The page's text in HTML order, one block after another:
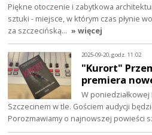
Piękne otoczenie i zabytkowa
sztuki - miejsce, w którym czas płynie
za szczecińską… » więcej
2025-09-20, godz. 11:02
"Kurort"
premiera
W
Szczecinem w tle. Gościem audycji
Porozmawiamy o najnowszej powieści